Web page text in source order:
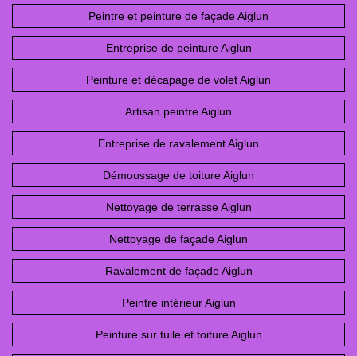
Peintre et peinture de façade Aiglun
Entreprise de peinture Aiglun
Peinture et décapage de volet Aiglun
Artisan peintre Aiglun
Entreprise de ravalement Aiglun
Démoussage de toiture Aiglun
Nettoyage de terrasse Aiglun
Nettoyage de façade Aiglun
Ravalement de façade Aiglun
Peintre intérieur Aiglun
Peinture sur tuile et toiture Aiglun